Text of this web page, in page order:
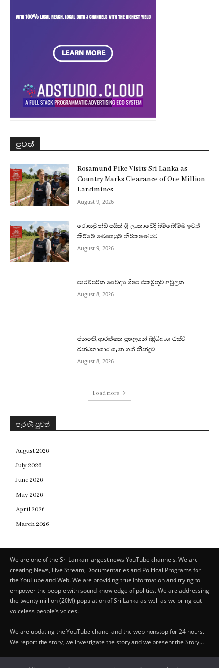
පුවත්
Rosamund Pike Visits Sri Lanka as
Country Marks Clearance of One Million
Landmines
August 9, 2026
රොසමුන්ඩ් පයික් ශ්‍රී ලංකාවේදී බිම්බෝම්බ ඉවත්
කිරීමේ මෙහෙයුම් නිරීක්ෂණයට
August 9, 2026
පාරම්පරික වෛද්‍ය ශිෂ්‍ය එකමුතුව අවුලක
August 8, 2026
ජනපති,ආරක්ෂක ප්‍රභලයන් බුද්ධිඅංශ රැස්වී
බන්ධනාගාර ගැන ගත් තීන්දුව
August 8, 2026
Load more
පැරණි පුවත්
August 2026
July 2026
June 2026
May 2026
April 2026
March 2026
We are one of the Sri Lankan largest news YouTube channels. We are
creating News, Live Stream, Documentaries and Political Programs for
the YouTube and Web. We are providing true Information and trying to
empower the people with sound knowledge of politics. We are addressing
the twenty million (20M) population of Sri Lanka as well as we bring out
voiceless people’s voices.
We are updating the YouTube chanel and the web nonstop for 24 hours.
We report the story, we investigate the story and we present the Story…